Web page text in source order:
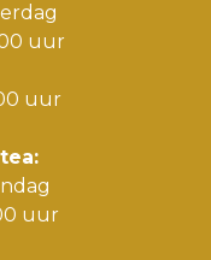
uur
uur
uur